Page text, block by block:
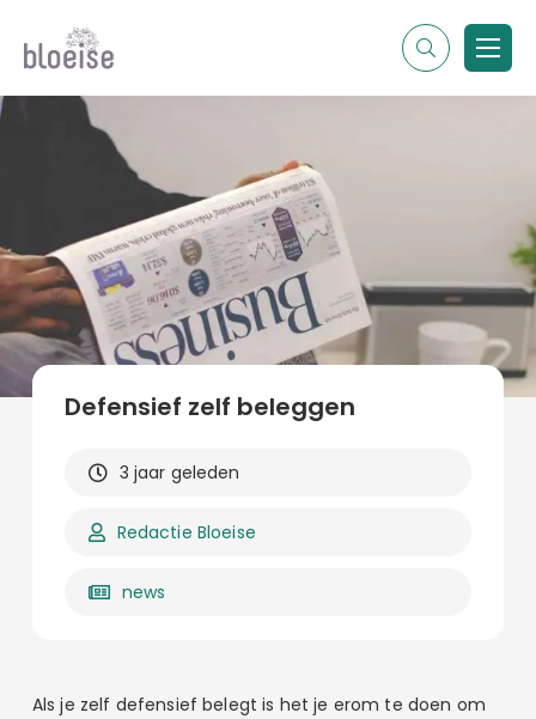
Contentmarketing
Online marketing
Branches
Marketing
Alle soorten artikelen
Alle topics
Defensief zelf beleggen
3 jaar geleden
Redactie Bloeise
news
Als je zelf defensief belegt is het je erom te doen om